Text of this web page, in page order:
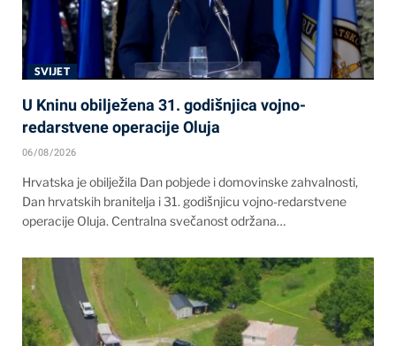
SVIJET
U Kninu obilježena 31. godišnjica vojno-
redarstvene operacije Oluja
06/08/2026
Hrvatska je obilježila Dan pobjede i domovinske zahvalnosti,
Dan hrvatskih branitelja i 31. godišnjicu vojno-redarstvene
operacije Oluja. Centralna svečanost održana…